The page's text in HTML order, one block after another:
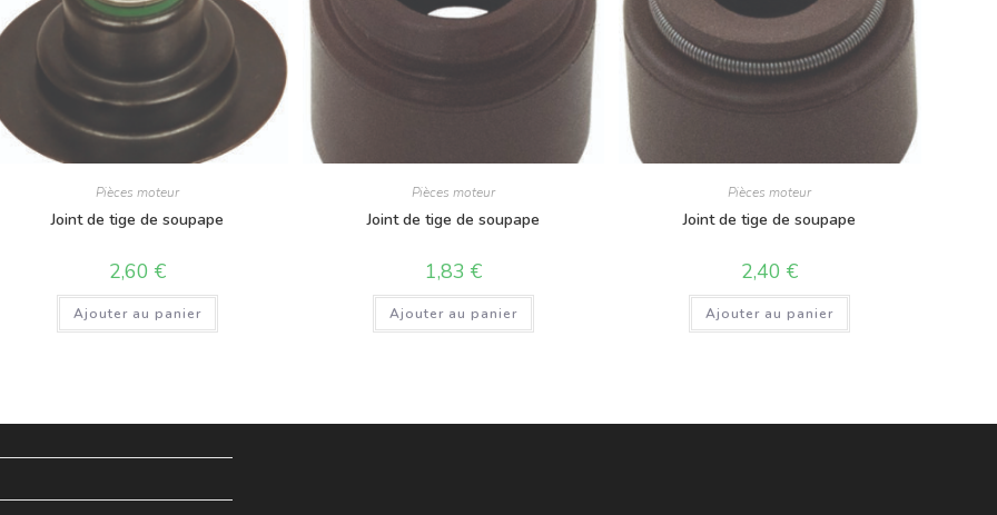
Pièces moteur
Joint de tige de soupape
2,60 €
Ajouter au panier
Pièces moteur
Joint de tige de soupape
1,83 €
Ajouter au panier
Pièces moteur
Joint de tige de soupape
2,40€
Ajouter au panier